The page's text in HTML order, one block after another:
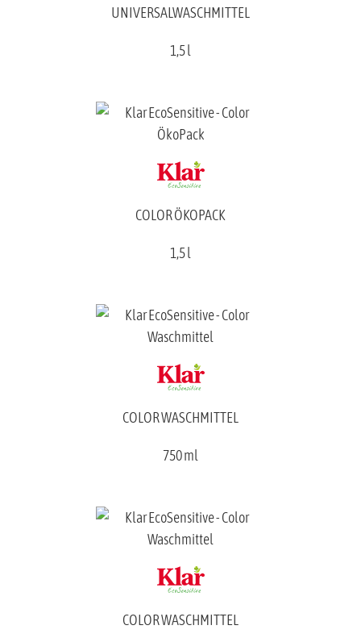
UNIVERSALWASCHMITTEL
1,5 l
COLOR ÖKOPACK
1,5 l
COLOR WASCHMITTEL
750 ml
COLOR WASCHMITTEL